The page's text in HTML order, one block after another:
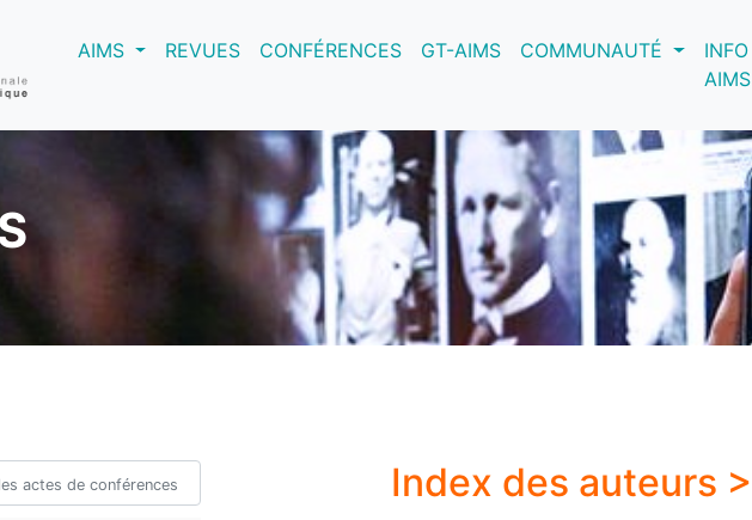
AIMS(current)REVUES CONFÉRENCES GT-AIMS COMMUNAUTÉ
INFO
AIMS
Index des auteurs >